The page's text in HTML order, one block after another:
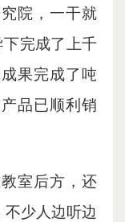
院，一干就
完成了上千
果完成了吨
品已顺利销
室后方，还
不少人边听边